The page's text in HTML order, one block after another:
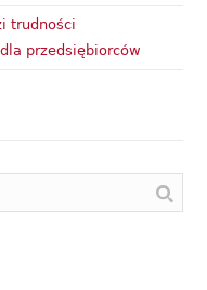
trudności
przedsiębiorców